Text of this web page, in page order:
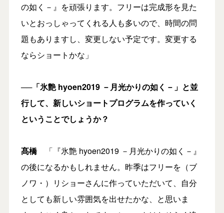
の如く－』を頑張ります。フリーは完成形を見た
いとおっしゃってくれる人も多いので、時間の問
題もありますし、変更しない予定です。変更する
ならショートかな」
──「氷艶 hyoen2019 －月光かりの如く－」と並
行して、新しいショートプログラムを作っていく
ということでしょうか？
髙橋「『氷艶 hyoen2019 －月光かりの如く－』
の後になるかもしれません。昨季はフリーを（ブ
ノワ・）リショーさんに作っていただいて、自分
としても新しい雰囲気を出せたかな、と思いま